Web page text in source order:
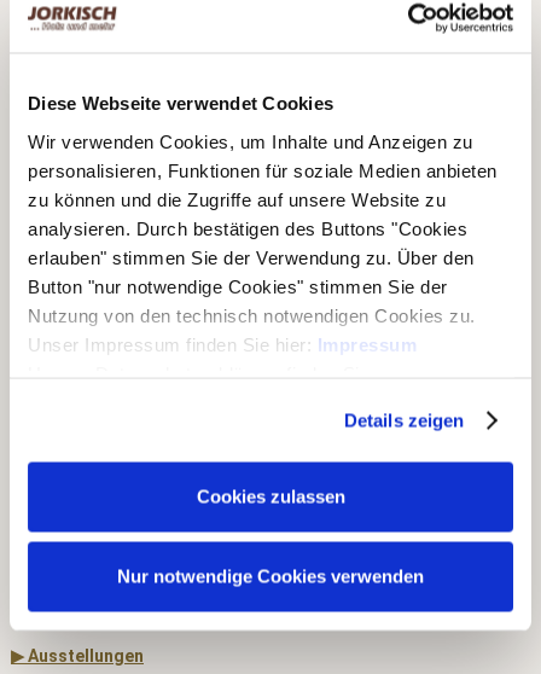
Diese Webseite verwendet Cookies
Wir verwenden Cookies, um Inhalte und Anzeigen zu
personalisieren, Funktionen für soziale Medien anbieten
zu können und die Zugriffe auf unsere Website zu
analysieren. Durch bestätigen des Buttons "Cookies
erlauben" stimmen Sie der Verwendung zu. Über den
Button "nur notwendige Cookies" stimmen Sie der
Nutzung von den technisch notwendigen Cookies zu.
Unser Impressum finden Sie hier: Impressum
Details zeigen
Cookies zulassen
Nur notwendige Cookies verwenden
Kontaktdaten
+49 (0)4328 178 0
Fax:
E-Mail:info@jorkisch.de
Folgen Sie dem Joda® -Marken-Onlineshop:
▶ Holz & Bau
▶ Dach & Wand
▶ Rohholz
▶ Ausstellungen